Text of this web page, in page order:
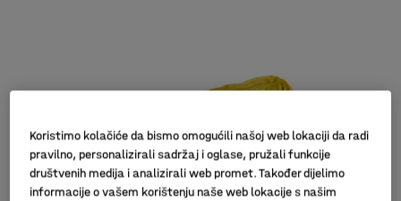
Koristimo kolačiće da bismo omogućili našoj web lokaciji da radi
pravilno, personalizirali sadržaj i oglase, pružali funkcije
društvenih medija i analizirali web promet. Također dijelimo
informacije o vašem korištenju naše web lokacije s našim